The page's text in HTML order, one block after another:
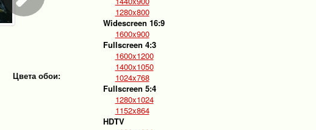
Цвета обои:
1280x800
Widescreen 16:9
1600x900
Fullscreen 4:3
1600x1200
1400x1050
1024x768
Fullscreen 5:4
1280x1024
1152x864
HDTV